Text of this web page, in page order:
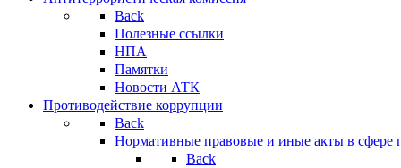
Back
Полезные ссылки
НПА
Памятки
Новости АТК
Противодействие коррупции
Back
Нормативные правовые и иные акты в сфере
Back